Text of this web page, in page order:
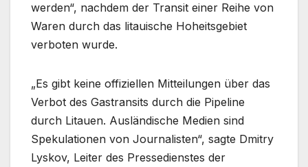
werden“, nachdem der Transit einer Reihe von
Waren durch das litauische Hoheitsgebiet
verboten wurde.
„Es gibt keine offiziellen Mitteilungen über das
Verbot des Gastransits durch die Pipeline
durch Litauen. Ausländische Medien sind
Spekulationen von Journalisten“, sagte Dmitry
Lyskov, Leiter des Pressedienstes der